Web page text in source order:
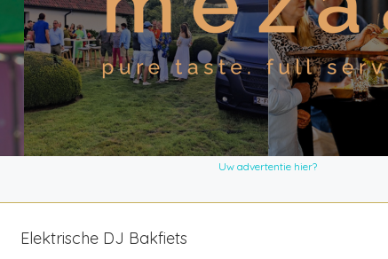
Uw advertentie hier?
Elektrische DJ Bakfiets